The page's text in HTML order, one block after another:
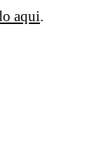
aqui.